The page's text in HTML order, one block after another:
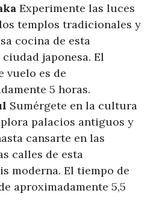
Experimente las luces
templos tradicionales y
cocina de esta
japonesa. El
vuelo es de
5 horas.
Sumérgete en la cultura
palacios antiguos y
cansarte en las
calles de esta
moderna. El tiempo de
aproximadamente 5,5